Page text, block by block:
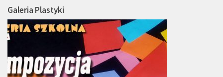
Galeria Plastyki